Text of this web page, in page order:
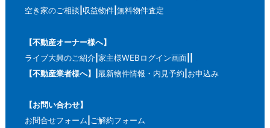
空き家のご相談 収益物件 無料物件査定
【不動産オーナー様へ】
ライブ大興のご紹介 家主様WEBログイン画面
【不動産業者様へ】
最新物件情報・内見予約 お申込み
【お問い合わせ】
お問合せフォーム ご解約フォーム